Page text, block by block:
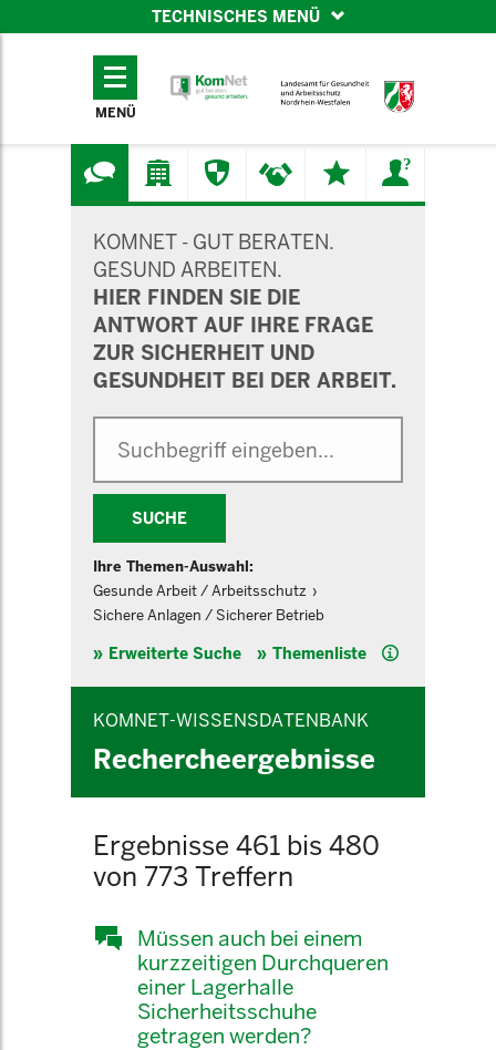
TECHNISCHES MENÜ
TECHNISCHES
MENÜ
KOMNET - GUT BERATEN.
GESUND ARBEITEN.
HIER FINDEN SIE DIE
ANTWORT AUF IHRE FRAGE
ZUR SICHERHEIT UND
GESUNDHEIT BEI DER ARBEIT.
SUCHE
Ihre Themen-Auswahl:
Gesunde Arbeit / Arbeitsschutz
Sichere Anlagen / Sicherer Betrieb
Erweiterte Suche Themenliste Hilfe
KOMNET-WISSENSDATENBANK
Rechercheergebnisse
Ergebnisse 461 bis 480
von 773 Treffern
Müssen auch bei einem
kurzzeitigen Durchqueren
einer Lagerhalle
Sicherheitsschuhe
getragen werden?